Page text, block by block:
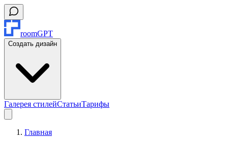
roomGPT
Создать дизайн
Галерея стилейСтатьиТарифы
Главная